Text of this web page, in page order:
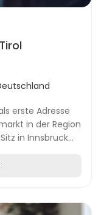
erste Adresse
in der Region
in Innsbruck